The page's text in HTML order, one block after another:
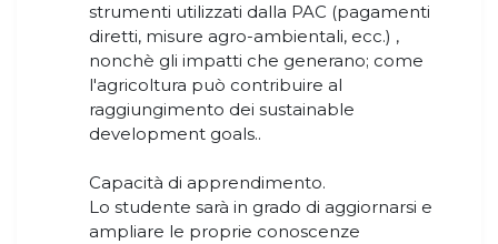
strumenti utilizzati dalla PAC (pagamenti
diretti, misure agro-ambientali, ecc.) ,
nonchè gli impatti che generano; come
l'agricoltura può contribuire al
raggiungimento dei sustainable
development goals..
Capacità di apprendimento.
Lo studente sarà in grado di aggiornarsi e
ampliare le proprie conoscenze